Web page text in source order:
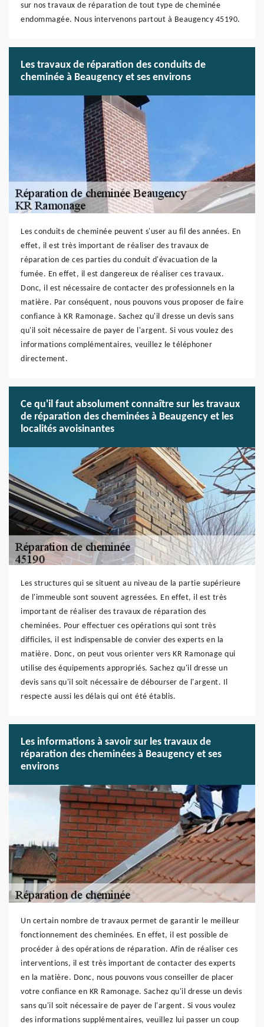
sur nos travaux de réparation de tout type de cheminée
endommagée. Nous intervenons partout à Beaugency 45190.
Les travaux de réparation des conduits de
cheminée à Beaugency et ses environs
Les conduits de cheminée peuvent s'user au fil des années. En
effet, il est très important de réaliser des travaux de
réparation de ces parties du conduit d'évacuation de la
fumée. En effet, il est dangereux de réaliser ces travaux.
Donc, il est nécessaire de contacter des professionnels en la
matière. Par conséquent, nous pouvons vous proposer de faire
confiance à KR Ramonage. Sachez qu'il dresse un devis sans
qu'il soit nécessaire de payer de l'argent. Si vous voulez des
informations complémentaires, veuillez le téléphoner
directement.
Ce qu'il faut absolument connaître sur les travaux
de réparation des cheminées à Beaugency et les
localités avoisinantes
Les structures qui se situent au niveau de la partie supérieure
de l'immeuble sont souvent agressées. En effet, il est très
important de réaliser des travaux de réparation des
cheminées. Pour effectuer ces opérations qui sont très
difficiles, il est indispensable de convier des experts en la
matière. Donc, on peut vous orienter vers KR Ramonage qui
utilise des équipements appropriés. Sachez qu'il dresse un
devis sans qu'il soit nécessaire de débourser de l'argent. Il
respecte aussi les délais qui ont été établis.
Les informations à savoir sur les travaux de
réparation des cheminées à Beaugency et ses
environs
Un certain nombre de travaux permet de garantir le meilleur
fonctionnement des cheminées. En effet, il est possible de
procéder à des opérations de réparation. Afin de réaliser ces
interventions, il est très important de contacter des experts
en la matière. Donc, nous pouvons vous conseiller de placer
votre confiance en KR Ramonage. Sachez qu'il dresse un devis
sans qu'il soit nécessaire de payer de l'argent. Si vous voulez
des informations supplémentaires, veuillez lui passer un coup